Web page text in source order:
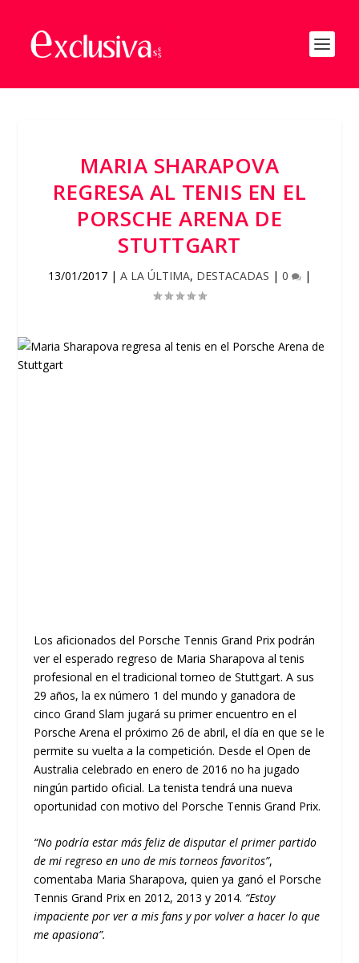
MARIA SHARAPOVA
REGRESA AL TENIS EN EL
PORSCHE ARENA DE
STUTTGART
13/01/2017 | A LA ÚLTIMA, DESTACADAS | 0 |
Los aficionados del Porsche Tennis Grand Prix podrán
ver el esperado regreso de Maria Sharapova al tenis
profesional en el tradicional torneo de Stuttgart. A sus
29 años, la ex número 1 del mundo y ganadora de
cinco Grand Slam jugará su primer encuentro en el
Porsche Arena el próximo 26 de abril, el día en que se le
permite su vuelta a la competición. Desde el Open de
Australia celebrado en enero de 2016 no ha jugado
ningún partido oficial. La tenista tendrá una nueva
oportunidad con motivo del Porsche Tennis Grand Prix.
“No podría estar más feliz de disputar el primer partido
de mi regreso en uno de mis torneos favoritos”,
comentaba Maria Sharapova, quien ya ganó el Porsche
Tennis Grand Prix en 2012, 2013 y 2014. “Estoy
impaciente por ver a mis fans y por volver a hacer lo que
me apasiona”.